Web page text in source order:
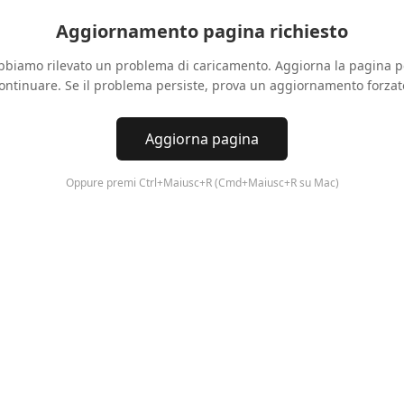
Aggiornamento pagina richiesto
rilevato un problema di caricamento. Aggiorna la pagina
Se il problema persiste, prova un aggiornamento
Aggiorna pagina
Oppure premi Ctrl+Maiusc+R (Cmd+Maiusc+R su Mac)